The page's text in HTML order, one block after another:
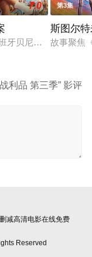
暴露他们的不忠行
7.0
牙贝尼多姆经营酒吧
第3集
斯图尔
故事聚焦
利品 第三季” 影评
减高清电影在线免费
Reserved